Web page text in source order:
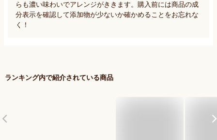
らも濃い味わいでアレンジがききます。購入前には商品の成
分表示を確認して添加物が少ないか確かめることをお忘れな
く！
ランキング内で紹介されている商品